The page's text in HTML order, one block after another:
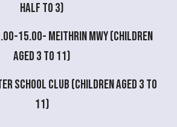
half to 3)
15.00-Meithrin Mwy (children
aged 3 to 11)
school club (children aged 3 to
11)